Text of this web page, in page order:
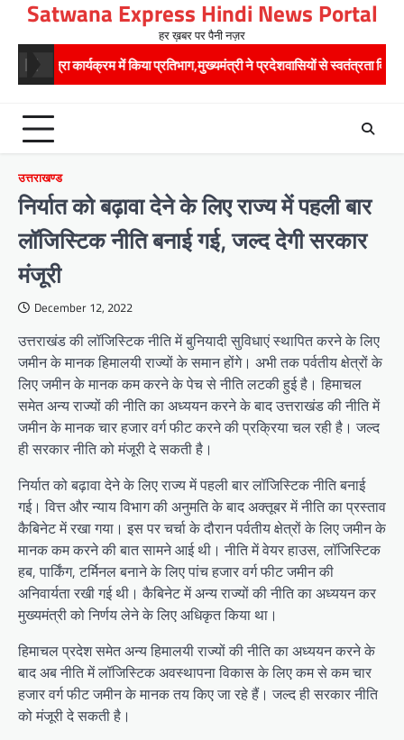
content
Satwana Express Hindi News Portal
हर ख़बर पर पैनी नज़र
कार्यक्रम में किया प्रतिभाग,मुख्यमंत्री ने प्रदेशवासियों से स्वतंत्रता दिवस पर अपने
उत्तराखण्ड
निर्यात को बढ़ावा देने के लिए राज्य में पहली बार
लॉजिस्टिक नीति बनाई गई, जल्द देगी सरकार
मंजूरी
December 12, 2022
उत्तराखंड की लॉजिस्टिक नीति में बुनियादी सुविधाएं स्थापित करने के लिए
जमीन के मानक हिमालयी राज्यों के समान होंगे। अभी तक पर्वतीय क्षेत्रों के
लिए जमीन के मानक कम करने के पेच से नीति लटकी हुई है। हिमाचल
समेत अन्य राज्यों की नीति का अध्ययन करने के बाद उत्तराखंड की नीति में
जमीन के मानक चार हजार वर्ग फीट करने की प्रक्रिया चल रही है। जल्द
ही सरकार नीति को मंजूरी दे सकती है।
निर्यात को बढ़ावा देने के लिए राज्य में पहली बार लॉजिस्टिक नीति बनाई
गई। वित्त और न्याय विभाग की अनुमति के बाद अक्तूबर में नीति का प्रस्ताव
कैबिनेट में रखा गया। इस पर चर्चा के दौरान पर्वतीय क्षेत्रों के लिए जमीन के
मानक कम करने की बात सामने आई थी। नीति में वेयर हाउस, लॉजिस्टिक
हब, पार्किंग, टर्मिनल बनाने के लिए पांच हजार वर्ग फीट जमीन की
अनिवार्यता रखी गई थी। कैबिनेट में अन्य राज्यों की नीति का अध्ययन कर
मुख्यमंत्री को निर्णय लेने के लिए अधिकृत किया था।
हिमाचल प्रदेश समेत अन्य हिमालयी राज्यों की नीति का अध्ययन करने के
बाद अब नीति में लॉजिस्टिक अवस्थापना विकास के लिए कम से कम चार
हजार वर्ग फीट जमीन के मानक तय किए जा रहे हैं। जल्द ही सरकार नीति
को मंजूरी दे सकती है।